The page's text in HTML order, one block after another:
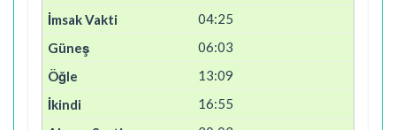
04:25
06:03
13:09
16:55